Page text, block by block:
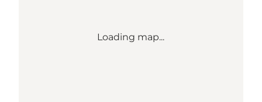
Loading map...